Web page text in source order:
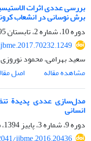
بررسی عددی اثرات
برش نوسانی در انشعاب
دوره 10، شماره 2، تابستان 1395، صفحه
سعید بهرامی، محمود نوروزی
مشاهده مقاله
اصل
مدل‌سازی عددی پدیدة
انسانی
دوره 9، شماره 3، پاییز 1394، صفحه